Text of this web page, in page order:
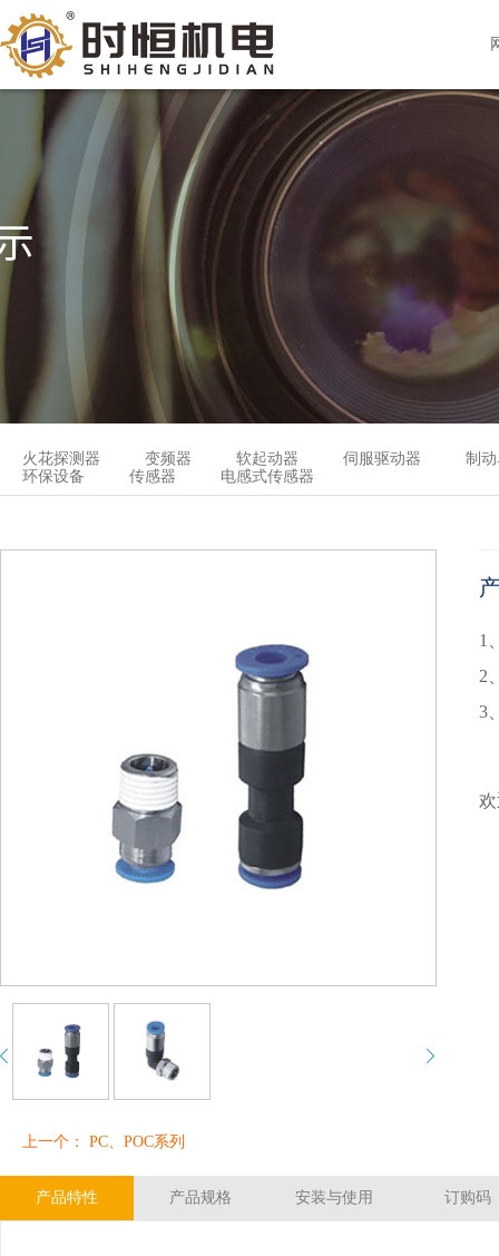
火花探测器 变频器 软起动器 伺服驱动器
制
环保设备
传感器 电感式传感器
1
2
3
上一个： PC、POC系列
产品特性 产品规格 安装与使用 订购码